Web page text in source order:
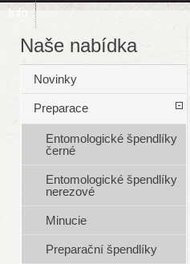
Info
Naše nabídka
Novinky
Preparace
Entomologické špendlíky
černé
Entomologické špendlíky
nerezové
Minucie
Preparační špendlíky